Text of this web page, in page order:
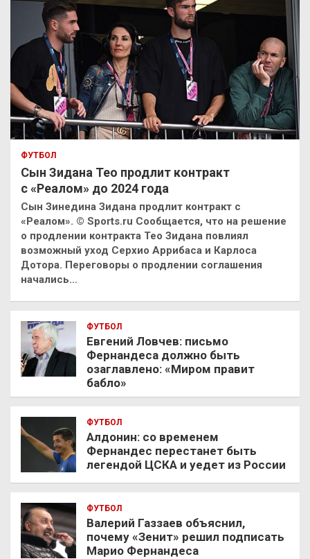
ФУТБОЛ
Сын Зидана Тео продлит контракт
с «Реалом» до 2024 года
Сын Зинедина Зидана продлит контракт с
«Реалом». © Sports.ru Сообщается, что на решение
о продлении контракта Тео Зидана повлиял
возможный уход Серхио Аррибаса и Карлоса
Дотора. Переговоры о продлении соглашения
начались…
ФУТБОЛ
Евгений Ловчев: письмо
Фернандеса должно быть
озаглавлено: «Миром правит
бабло»
ФУТБОЛ
Алдонин: со временем
Фернандес перестанет быть
легендой ЦСКА и уедет из России
ФУТБОЛ
Валерий Газзаев объяснил,
почему «Зенит» решил подписать
Марио Фернандеса